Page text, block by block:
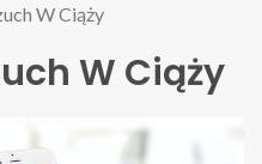
W Ciąży
W Ciąży